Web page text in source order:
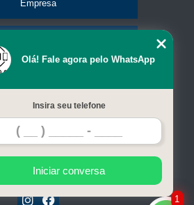
Empresa
Contato
Mapa do site
1
Olá! Fale agora pelo WhatsApp
Insira seu telefone
Iniciar conversa